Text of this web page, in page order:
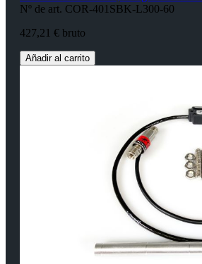
Nº de art. COR-401SBK-L300-60
427,21 € bruto
Añadir al carrito